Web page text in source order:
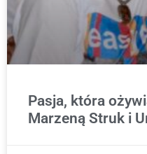
Pasja, która
Marzeną Struk i